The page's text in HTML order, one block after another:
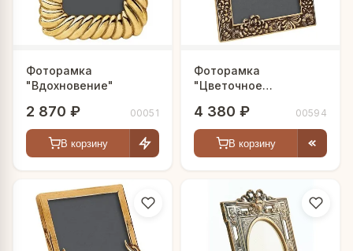
Фоторамка
"Вдохновение"
2 870 ₽ 00051
В корзину
Фоторамка
"Цветочное
4 380 ₽ 00594
В корзину